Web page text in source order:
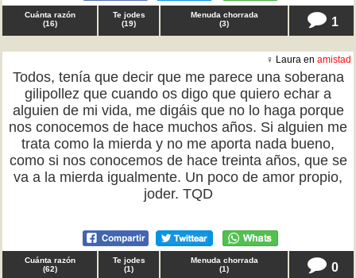
Cuánta razón
(16)
Te jodes
(19)
Menuda chorrada
(3) 1
♀ Laura en amistad
Todos, tenía que decir que me parece una soberana
gilipollez que cuando os digo que quiero echar a
alguien de mi vida, me digáis que no lo haga porque
nos conocemos de hace muchos años. Si alguien me
trata como la mierda y no me aporta nada bueno,
como si nos conocemos de hace treinta años, que se
va a la mierda igualmente. Un poco de amor propio,
joder. TQD
Cuánta razón
(62)
Te jodes
(1)
Menuda chorrada
(1) 0